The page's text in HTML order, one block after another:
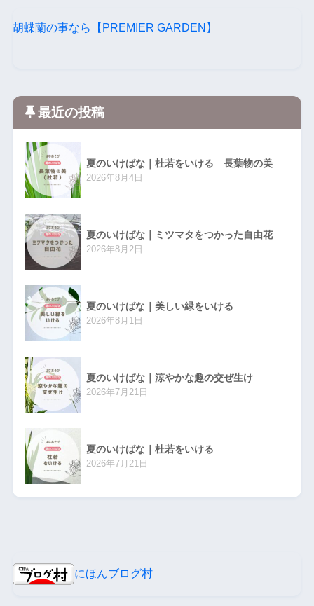
胡蝶蘭の事なら【PREMIER GARDEN】
最近の投稿
夏のいけばな｜杜若をいける 長葉物の美
2026年8月4日
夏のいけばな｜ミツマタをつかった自由花
2026年8月2日
夏のいけばな｜美しい緑をいける
2026年8月1日
夏のいけばな｜涼やかな趣の交ぜ生け
2026年7月21日
夏のいけばな｜杜若をいける
2026年7月21日
にほんブログ村